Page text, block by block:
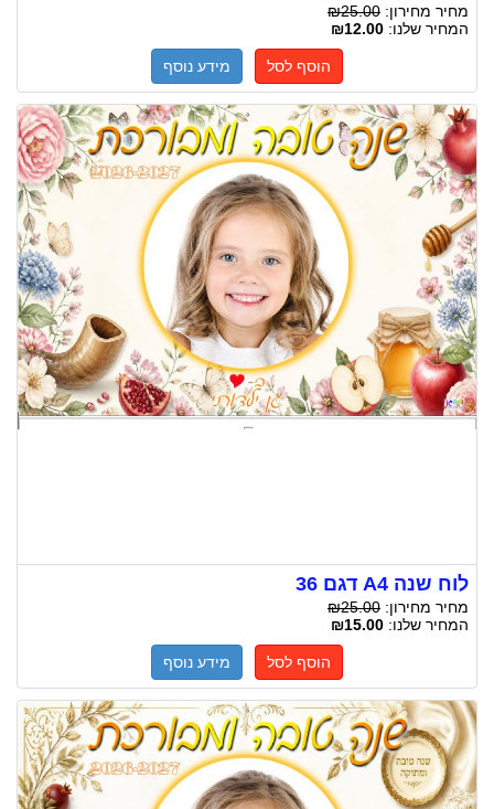
מחיר מחירון: ₪25.00
המחיר שלנו: ₪12.00
הוסף לסל מידע נוסף
לוח שנה A4 דגם 36
מחיר מחירון: ₪25.00
המחיר שלנו: ₪15.00
הוסף לסל מידע נוסף